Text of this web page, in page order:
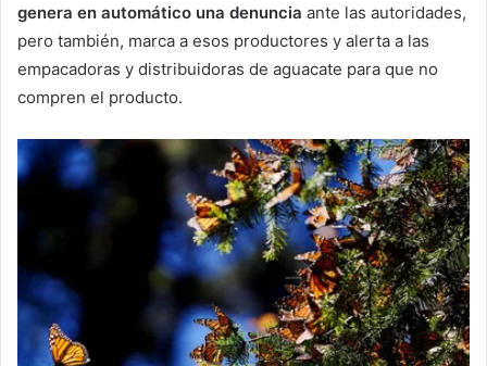
genera en automático una denuncia ante las autoridades,
pero también, marca a esos productores y alerta a las
empacadoras y distribuidoras de aguacate para que no
compren el producto.